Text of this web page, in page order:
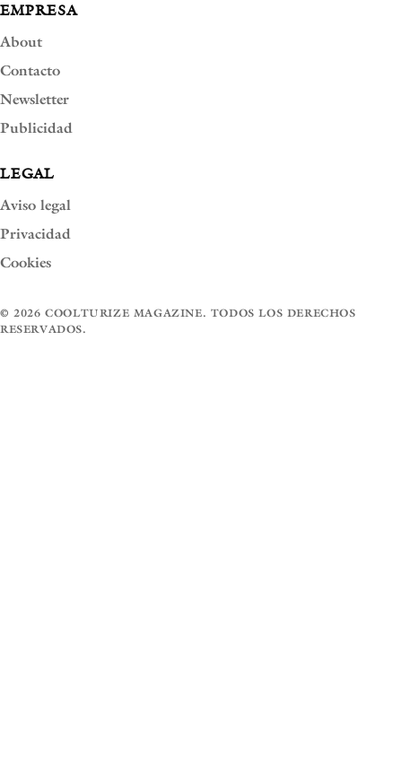
EMPRESA
About
Contacto
Newsletter
Publicidad
LEGAL
Aviso legal
Privacidad
Cookies
© 2026 COOLTURIZE MAGAZINE. TODOS LOS DERECHOS
RESERVADOS.